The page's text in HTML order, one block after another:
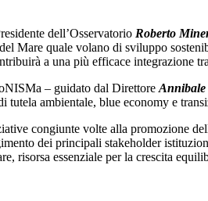
dell’Osservatorio Roberto
Mare quale volano di sviluppo
a una più efficace integrazione
– guidato dal Direttore
ambientale, blue economy e
congiunte volte alla promozione
dei principali stakeholder
risorsa essenziale per la crescita